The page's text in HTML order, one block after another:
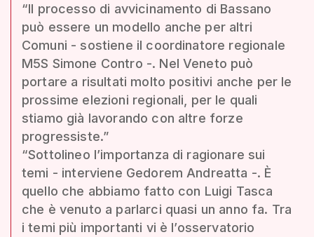
“Il processo di avvicinamento di Bassano
può essere un modello anche per altri
Comuni - sostiene il coordinatore regionale
M5S Simone Contro -. Nel Veneto può
portare a risultati molto positivi anche per le
prossime elezioni regionali, per le quali
stiamo già lavorando con altre forze
progressiste.”
“Sottolineo l’importanza di ragionare sui
temi - interviene Gedorem Andreatta -. È
quello che abbiamo fatto con Luigi Tasca
che è venuto a parlarci quasi un anno fa. Tra
i temi più importanti vi è l’osservatorio